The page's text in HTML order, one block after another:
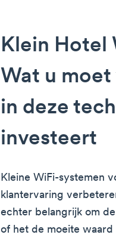
Klein Hotel
Wat u
in deze
investeert
Kleine WiFi-systemen
klantervaring
echter belangrijk om
of het de moeite